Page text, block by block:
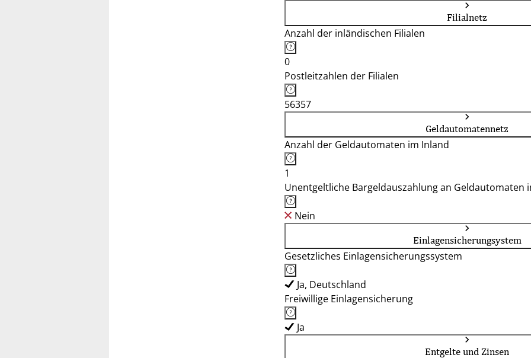
Filialnetz
Anzahl der inländischen Filialen
0
Postleitzahlen der Filialen
56357
Geldautomatennetz
Anzahl der Geldautomaten im Inland
1
Unentgeltliche Bargeldauszahlung an Geldautomaten
Nein
Einlagensicherungsystem
Gesetzliches Einlagensicherungssystem
Ja, Deutschland
Freiwillige Einlagensicherung
Ja
Entgelte und Zinsen